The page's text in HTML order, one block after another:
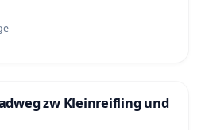
zw Kleinreifling und